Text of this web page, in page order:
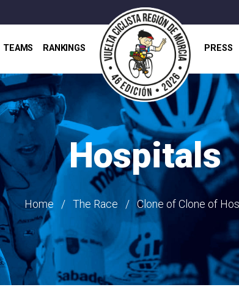
TEAMS RANKINGS PRESS
Hospitals
Home The Race Clone of Clone of